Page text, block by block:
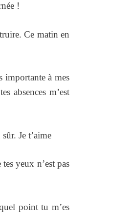
!
Ce matin en
importante à mes
absences m’est
Je t’aime
yeux n’est pas
point tu m’es